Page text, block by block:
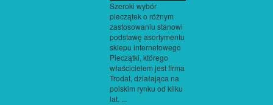
Szeroki wybór
pieczątek o różnym
zastosowaniu stanowi
podstawę asortymentu
sklepu internetowego
Pieczątki, którego
właścicielem jest firma
Trodat, działająca na
polskim rynku od kilku
lat. ...